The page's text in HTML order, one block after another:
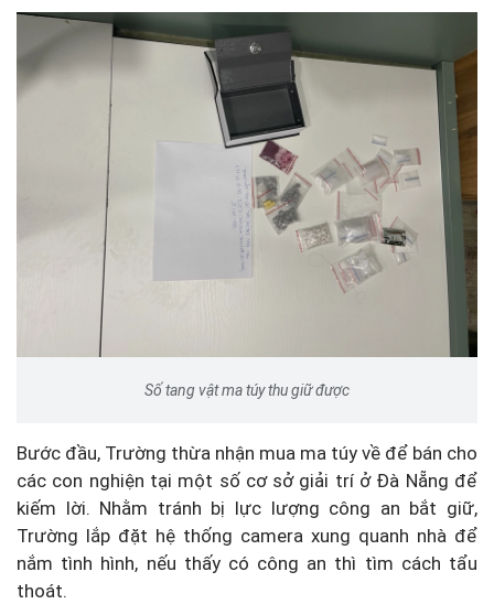
Số tang vật ma túy thu giữ được
Bước đầu, Trường thừa nhận mua ma túy về để bán cho
các con nghiện tại một số cơ sở giải trí ở Đà Nẵng để
kiếm lời. Nhằm tránh bị lực lượng công an bắt giữ,
Trường lắp đặt hệ thống camera xung quanh nhà để
nắm tình hình, nếu thấy có công an thì tìm cách tẩu
thoát.